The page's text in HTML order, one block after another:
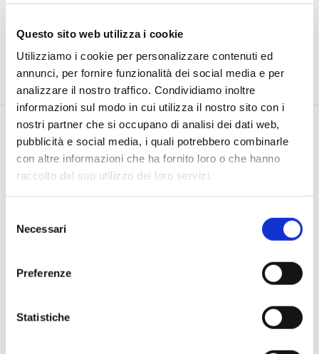
Questo sito web utilizza i cookie
Utilizziamo i cookie per personalizzare contenuti ed
annunci, per fornire funzionalità dei social media e per
analizzare il nostro traffico. Condividiamo inoltre
informazioni sul modo in cui utilizza il nostro sito con i
nostri partner che si occupano di analisi dei dati web,
pubblicità e social media, i quali potrebbero combinarle
con altre informazioni che ha fornito loro o che hanno
raccolto dal suo utilizzo dei loro servizi.
delNecessari
Preferenze
Statistiche
Seguici su:
Con un numero di emergenza a disposizione h24, ogni
in qualsiasi tipo di situazione.